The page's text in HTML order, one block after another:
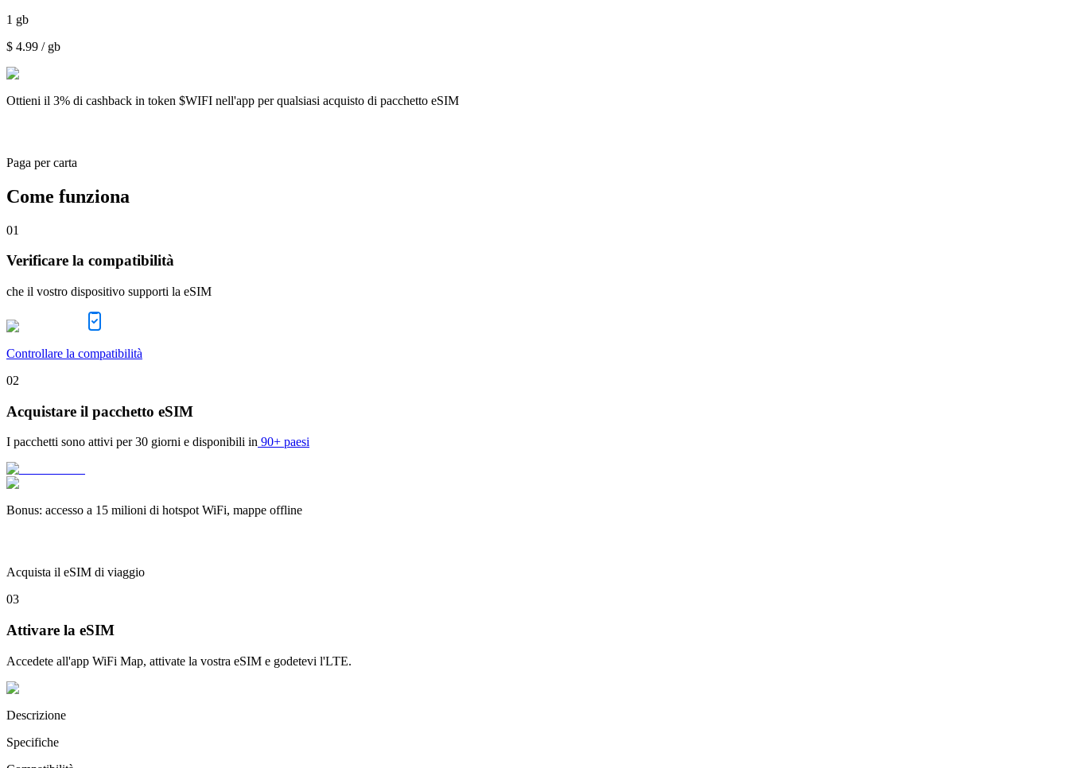
1 gb
$ 4.99 / gb
Ottieni il 3% di cashback in token $WIFI nell'app per qualsiasi acquisto di pacchetto eSIM
Paga per carta
Come funziona
01
Verificare la compatibilità
che il vostro dispositivo supporti la eSIM
Controllare la compatibilità
02
Acquistare il pacchetto eSIM
I pacchetti sono attivi per 30 giorni e disponibili in 90+ paesi
Bonus: accesso a 15 milioni di hotspot WiFi, mappe offline
Acquista il eSIM di viaggio
03
Attivare la eSIM
Accedete all'app WiFi Map, attivate la vostra eSIM e godetevi l'LTE.
Descrizione
Specifiche